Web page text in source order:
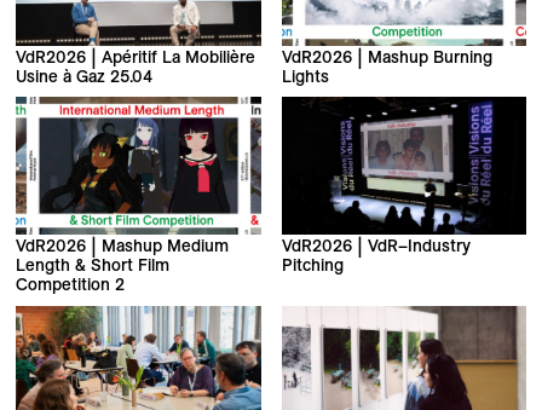
VdR2026 | Apéritif La Mobilière
Usine à Gaz 25.04
VdR2026 | Mashup Burning
Lights
VdR2026 | Mashup Medium
Length & Short Film
Competition 2
VdR2026 | VdR–Industry
Pitching